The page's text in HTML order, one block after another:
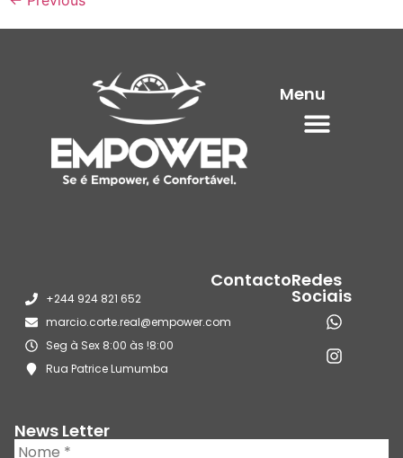
Menu
Contacto
+244 924 821 652
marcio.corte.real@empower.com
Seg à Sex 8:00 às !8:00
Rua Patrice Lumumba
Redes
Sociais
News Letter